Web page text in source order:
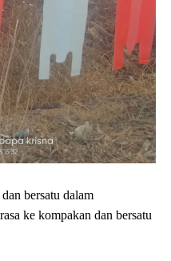
bersatu dalam
ke kompakan dan bersatu